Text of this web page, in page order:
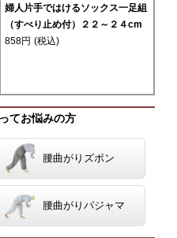
婦人片手ではけるソックス一足組
（すべり止め付）２２～２４cm
858円 (税込)
てお悩みの方
腰曲がりズボン
腰曲がりパジャマ